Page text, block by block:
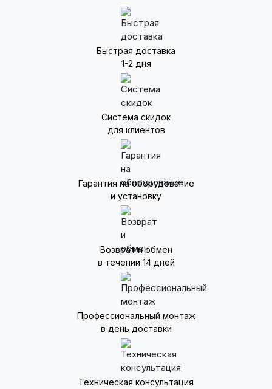
Быстрая доставка
1-2 дня
Система скидок
для клиентов
Гарантия на оборудование
и установку
Возврат и обмен
в течении 14 дней
Профессиональный монтаж
в день доставки
Техническая консультация